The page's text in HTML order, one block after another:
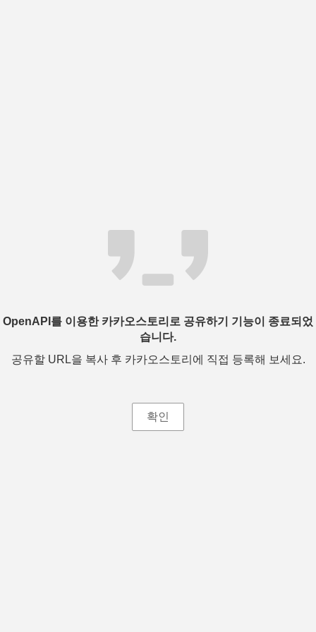
OpenAPI를 이용한 카카오스토리로 공유하기 기능이 종료되었
습니다.
공유할 URL을 복사 후 카카오스토리에 직접 등록해 보세요.
확인